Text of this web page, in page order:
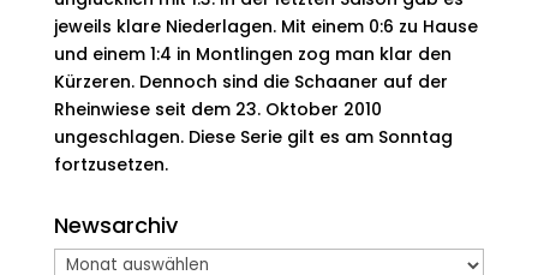
jeweils klare Niederlagen. Mit einem 0:6 zu Hause
und einem 1:4 in Montlingen zog man klar den
Kürzeren. Dennoch sind die Schaaner auf der
Rheinwiese seit dem 23. Oktober 2010
ungeschlagen. Diese Serie gilt es am Sonntag
fortzusetzen.
Newsarchiv
Newsarchiv